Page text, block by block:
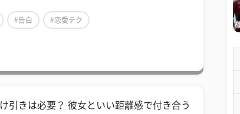
#告白 #恋愛テク
引きは必要？ 彼女といい距離感で付き合う